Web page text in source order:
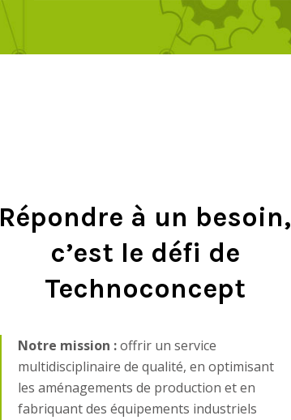
Répondre à un besoin,
c’est le défi de
Technoconcept
Notre mission :offrir un service
multidisciplinaire de qualité, en optimisant
les aménagements de production et en
fabriquant des équipements industriels